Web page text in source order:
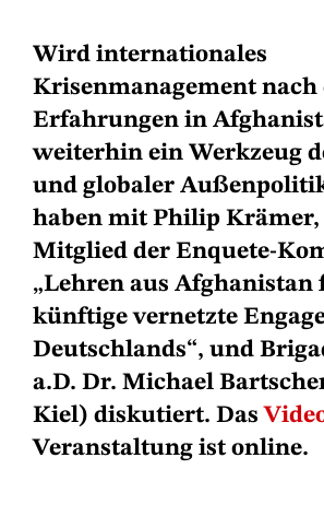
Wird internationales
Krisenmanagement nach
Erfahrungen in
weiterhin ein Werkzeug
und globaler
haben mit Philip Krämer,
Mitglied der Enquete-
„Lehren aus Afghanistan
künftige vernetzte
Deutschlands“, und
a.D. Dr. Michael
Kiel) diskutiert. Das
Veranstaltung ist online.